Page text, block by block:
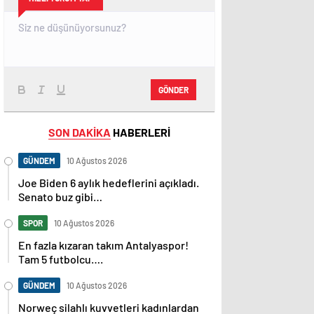
GÖNDER
SON DAKİKA HABERLERİ
GÜNDEM 10 Ağustos 2026
Joe Biden 6 aylık hedeflerini açıkladı.
Senato buz gibi…
SPOR 10 Ağustos 2026
En fazla kızaran takım Antalyaspor!
Tam 5 futbolcu….
GÜNDEM 10 Ağustos 2026
Norweç silahlı kuvvetleri kadınlardan